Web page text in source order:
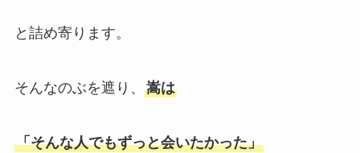
と詰め寄ります。
そんなのぶを遮り、 嵩は
「そんな人でもずっと会いたかった」